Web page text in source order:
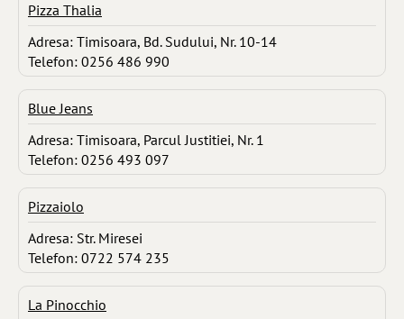
Pizza Thalia
Adresa: Timisoara, Bd. Sudului, Nr. 10-14
Telefon: 0256 486 990
Blue Jeans
Adresa: Timisoara, Parcul Justitiei, Nr. 1
Telefon: 0256 493 097
Pizzaiolo
Adresa: Str. Miresei
Telefon: 0722 574 235
La Pinocchio